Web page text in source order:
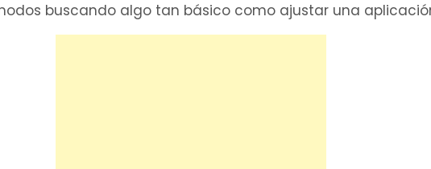
buscando algo tan básico como ajustar una